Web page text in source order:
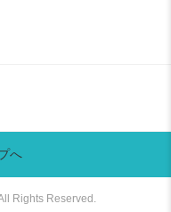
へ
Rights Reserved.